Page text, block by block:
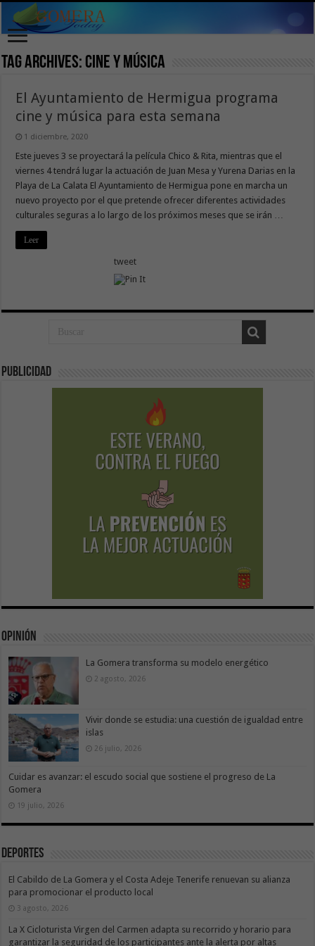
Tag Archives: cine y música
El Ayuntamiento de Hermigua programa
cine y música para esta semana
1 diciembre, 2020
Este jueves 3 se proyectará la película Chico & Rita, mientras que el
viernes 4 tendrá lugar la actuación de Juan Mesa y Yurena Darias en la
Playa de La Calata El Ayuntamiento de Hermigua pone en marcha un
nuevo proyecto por el que pretende ofrecer diferentes actividades
culturales seguras a lo largo de los próximos meses que se irán …
Leer
tweet
Publicidad
Opinión
La Gomera transforma su modelo energético
2 agosto, 2026
Vivir donde se estudia: una cuestión de igualdad entre
islas
26 julio, 2026
Cuidar es avanzar: el escudo social que sostiene el progreso de La
Gomera
19 julio, 2026
Deportes
El Cabildo de La Gomera y el Costa Adeje Tenerife renuevan su alianza
para promocionar el producto local
3 agosto, 2026
La X Cicloturista Virgen del Carmen adapta su recorrido y horario para
garantizar la seguridad de los participantes ante la alerta por altas